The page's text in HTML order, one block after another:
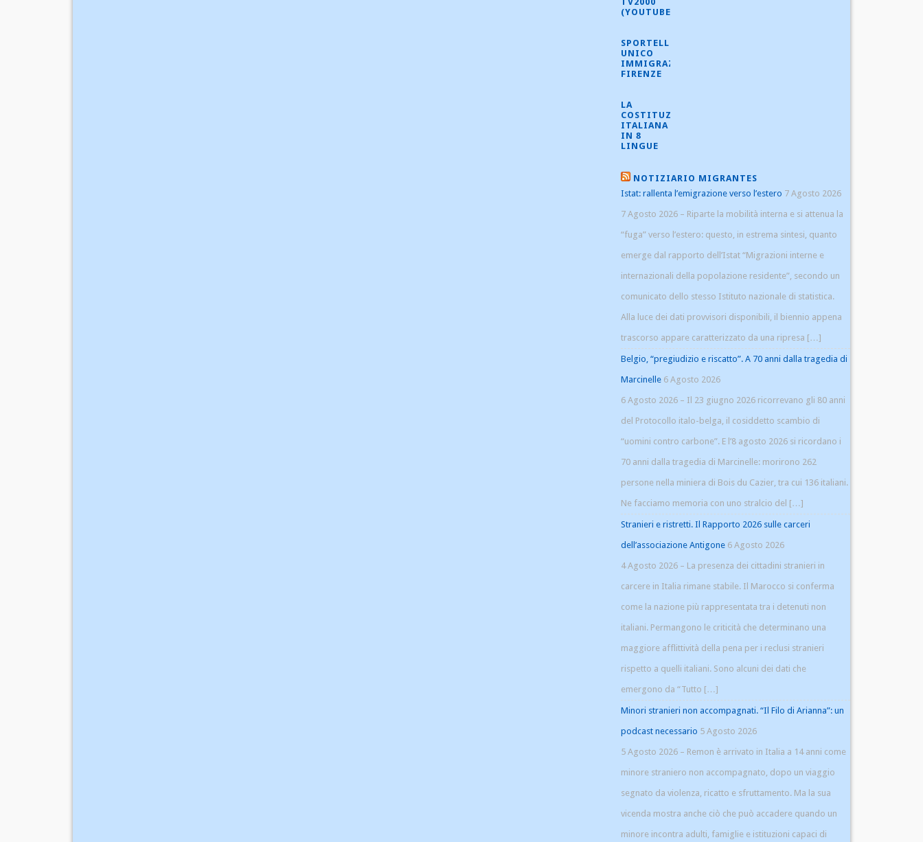
(YOUTUBE)
SPORTELLO
UNICO
IMMIGRAZIONE
FIRENZE
LA
COSTITUZIONE
ITALIANA
IN 8
LINGUE
NOTIZIARIO MIGRANTES
Istat: rallenta l’emigrazione verso l’estero 7 Agosto 2026
7 Agosto 2026 – Riparte la mobilità interna e si attenua la
“fuga” verso l’estero: questo, in estrema sintesi, quanto
emerge dal rapporto dell’Istat “Migrazioni interne e
internazionali della popolazione residente”, secondo un
comunicato dello stesso Istituto nazionale di statistica.
Alla luce dei dati provvisori disponibili, il biennio appena
trascorso appare caratterizzato da una ripresa […]
Belgio, “pregiudizio e riscatto”. A 70 anni dalla tragedia di
Marcinelle 6 Agosto 2026
6 Agosto 2026 – Il 23 giugno 2026 ricorrevano gli 80 anni
del Protocollo italo-belga, il cosiddetto scambio di
“uomini contro carbone”. E l’8 agosto 2026 si ricordano i
70 anni dalla tragedia di Marcinelle: morirono 262
persone nella miniera di Bois du Cazier, tra cui 136 italiani.
Ne facciamo memoria con uno stralcio del […]
Stranieri e ristretti. Il Rapporto 2026 sulle carceri
dell’associazione Antigone 6 Agosto 2026
4 Agosto 2026 – La presenza dei cittadini stranieri in
carcere in Italia rimane stabile. Il Marocco si conferma
come la nazione più rappresentata tra i detenuti non
italiani. Permangono le criticità che determinano una
maggiore afflittività della pena per i reclusi stranieri
rispetto a quelli italiani. Sono alcuni dei dati che
emergono da “Tutto […]
Minori stranieri non accompagnati. “Il Filo di Arianna”: un
podcast necessario 5 Agosto 2026
5 Agosto 2026 – Remon è arrivato in Italia a 14 anni come
minore straniero non accompagnato, dopo un viaggio
segnato da violenza, ricatto e sfruttamento. Ma la sua
vicenda mostra anche ciò che può accadere quando un
minore incontra adulti, famiglie e istituzioni capaci di